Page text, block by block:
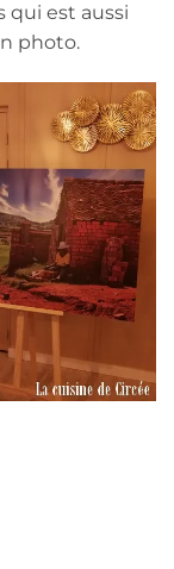
qui est aussi
photo.